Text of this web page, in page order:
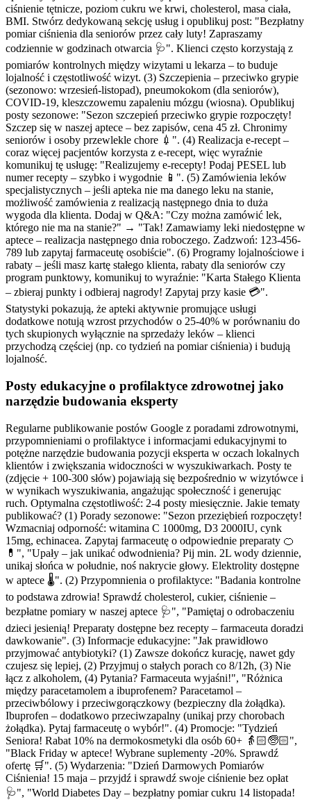
ciśnienie tętnicze, poziom cukru we krwi, cholesterol, masa ciała,
BMI. Stwórz dedykowaną sekcję usług i opublikuj post: "Bezpłatny
pomiar ciśnienia dla seniorów przez cały luty! Zapraszamy
codziennie w godzinach otwarcia 🩺". Klienci często korzystają z
pomiarów kontrolnych między wizytami u lekarza – to buduje
lojalność i częstotliwość wizyt. (3) Szczepienia – przeciwko grypie
(sezonowo: wrzesień-listopad), pneumokokom (dla seniorów),
COVID-19, kleszczowemu zapaleniu mózgu (wiosna). Opublikuj
posty sezonowe: "Sezon szczepień przeciwko grypie rozpoczęty!
Szczep się w naszej aptece – bez zapisów, cena 45 zł. Chronimy
seniorów i osoby przewlekle chore 💉". (4) Realizacja e-recept –
coraz więcej pacjentów korzysta z e-recept, więc wyraźnie
komunikuj tę usługę: "Realizujemy e-recepty! Podaj PESEL lub
numer recepty – szybko i wygodnie 📱". (5) Zamówienia leków
specjalistycznych – jeśli apteka nie ma danego leku na stanie,
możliwość zamówienia z realizacją następnego dnia to duża
wygoda dla klienta. Dodaj w Q&A: "Czy można zamówić lek,
którego nie ma na stanie?" → "Tak! Zamawiamy leki niedostępne w
aptece – realizacja następnego dnia roboczego. Zadzwoń: 123-456-
789 lub zapytaj farmaceutę osobiście". (6) Programy lojalnościowe i
rabaty – jeśli masz kartę stałego klienta, rabaty dla seniorów czy
program punktowy, komunikuj to wyraźnie: "Karta Stałego Klienta
– zbieraj punkty i odbieraj nagrody! Zapytaj przy kasie 💳".
Statystyki pokazują, że apteki aktywnie promujące usługi
dodatkowe notują wzrost przychodów o 25-40% w porównaniu do
tych skupionych wyłącznie na sprzedaży leków – klienci
przychodzą częściej (np. co tydzień na pomiar ciśnienia) i budują
lojalność.
Posty edukacyjne o profilaktyce zdrowotnej jako
narzędzie budowania eksperty
Regularne publikowanie postów Google z poradami zdrowotnymi,
przypomnieniami o profilaktyce i informacjami edukacyjnymi to
potężne narzędzie budowania pozycji eksperta w oczach lokalnych
klientów i zwiększania widoczności w wyszukiwarkach. Posty te
(zdjęcie + 100-300 słów) pojawiają się bezpośrednio w wizytówce i
w wynikach wyszukiwania, angażując społeczność i generując
ruch. Optymalna częstotliwość: 2-4 posty miesięcznie. Jakie tematy
publikować? (1) Porady sezonowe: "Sezon przeziębień rozpoczęty!
Wzmacniaj odporność: witamina C 1000mg, D3 2000IU, cynk
15mg, echinacea. Zapytaj farmaceutę o odpowiednie preparaty 🍊
💊", "Upały – jak unikać odwodnienia? Pij min. 2L wody dziennie,
unikaj słońca w południe, noś nakrycie głowy. Elektrolity dostępne
w aptece 🌡️". (2) Przypomnienia o profilaktyce: "Badania kontrolne
to podstawa zdrowia! Sprawdź cholesterol, cukier, ciśnienie –
bezpłatne pomiary w naszej aptece 🩺", "Pamiętaj o odrobaczeniu
dzieci jesienią! Preparaty dostępne bez recepty – farmaceuta doradzi
dawkowanie". (3) Informacje edukacyjne: "Jak prawidłowo
przyjmować antybiotyki? (1) Zawsze dokończ kurację, nawet gdy
czujesz się lepiej, (2) Przyjmuj o stałych porach co 8/12h, (3) Nie
łącz z alkoholem, (4) Pytania? Farmaceuta wyjaśni!", "Różnica
między paracetamolem a ibuprofenem? Paracetamol –
przeciwbólowy i przeciwgorączkowy (bezpieczny dla żołądka).
Ibuprofen – dodatkowo przeciwzapalny (unikaj przy chorobach
żołądka). Pytaj farmaceutę o wybór!". (4) Promocje: "Tydzień
Seniora! Rabat 10% na dermokosmetyki dla osób 60+ 👵🏻🧓🏻",
"Black Friday w aptece! Wybrane suplementy -20%. Sprawdź
ofertę 🛒". (5) Wydarzenia: "Dzień Darmowych Pomiarów
Ciśnienia! 15 maja – przyjdź i sprawdź swoje ciśnienie bez opłat
🩺", "World Diabetes Day – bezpłatny pomiar cukru 14 listopada!